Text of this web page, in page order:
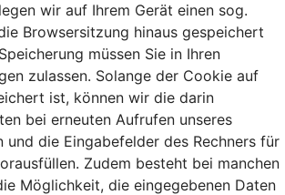
wir auf Ihrem Gerät einen sog.
Browsersitzung hinaus gespeichert
müssen Sie in Ihren
zulassen. Solange der Cookie auf
ist, können wir die darin
bei erneuten Aufrufen unseres
und die Eingabefelder des Rechners für
Zudem besteht bei manchen
Möglichkeit, die eingegebenen Daten